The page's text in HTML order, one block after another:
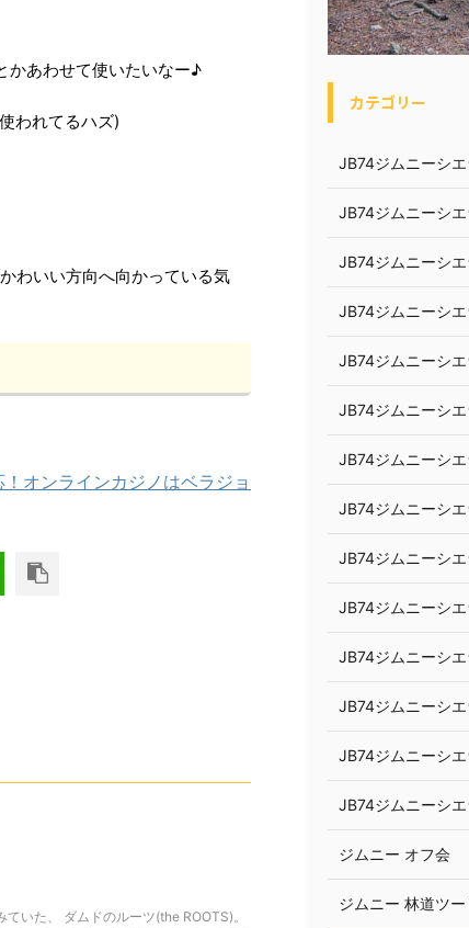
かあわせて使いたいなー♪
われてるハズ)
わいい方向へ向かっている気
オンラインカジノはベラジョ
いた、 ダムドのルーツ(the ROOTS)。
カテゴリー
JB74ジムニーシ
JB74ジムニーシ
JB74ジムニーシ
JB74ジムニーシ
JB74ジムニーシ
JB74ジムニーシ
JB74ジムニーシ
JB74ジムニーシ
JB74ジムニーシ
JB74ジムニーシ
JB74ジムニーシ
JB74ジムニーシ
JB74ジムニーシ
JB74ジムニーシ
ジムニー オフ会
ジムニー 林道ツ